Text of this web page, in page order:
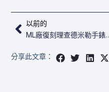
上一頁
以前的
ML廠復刻理查
分享此文章：